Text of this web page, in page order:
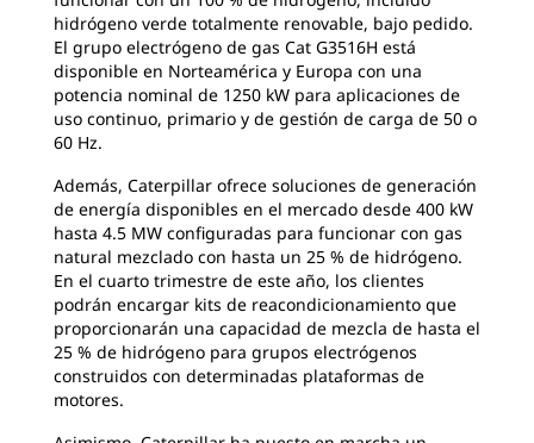
hidrógeno verde totalmente renovable, bajo pedido.
El grupo electrógeno de gas Cat G3516H está
disponible en Norteamérica y Europa con una
potencia nominal de 1250 kW para aplicaciones de
uso continuo, primario y de gestión de carga de 50 o
60 Hz.
Además, Caterpillar ofrece soluciones de generación
de energía disponibles en el mercado desde 400 kW
hasta 4.5 MW configuradas para funcionar con gas
natural mezclado con hasta un 25 % de hidrógeno.
En el cuarto trimestre de este año, los clientes
podrán encargar kits de reacondicionamiento que
proporcionarán una capacidad de mezcla de hasta el
25 % de hidrógeno para grupos electrógenos
construidos con determinadas plataformas de
motores.